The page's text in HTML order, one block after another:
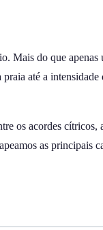
Mais do que apenas
até a intensidade
os acordes cítricos,
as principais